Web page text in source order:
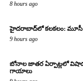
8 hours ago
హైదరాబాద్‌లో కలకలం: మూసీ
9 hours ago
బోనాల జాతర ఏర్పాట్లలో
గాయాలు